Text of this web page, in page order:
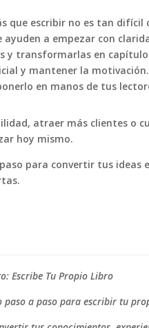
que escribir no es tan difícil
ayuden a empezar con
y transformarlas en
y mantener la motivación.
en manos de tus
atraer más clientes o
hoy mismo.
para convertir tus ideas
Escribe Tu Propio Libro
paso a paso para escribir tu